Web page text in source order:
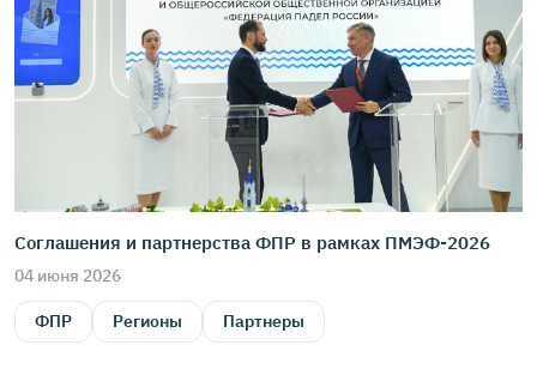
Соглашения и партнерства ФПР в рамках ПМЭФ-2026
04 июня 2026
ФПР Регионы Партнеры